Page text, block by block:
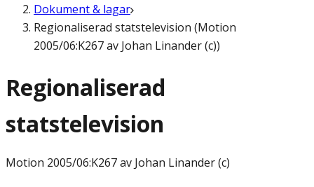
Dokument & lagar
Regionaliserad statstelevision (Motion
2005/06:K267 av Johan Linander (c))
Regionaliserad
statstelevision
Motion 2005/06:K267 av Johan Linander (c)